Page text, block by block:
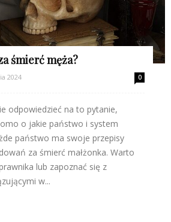
śmierć męża?
2024 0
odpowiedzieć na to pytanie,
o jakie państwo i system
państwo ma swoje przepisy
za śmierć małżonka. Warto
lub zapoznać się z
w...